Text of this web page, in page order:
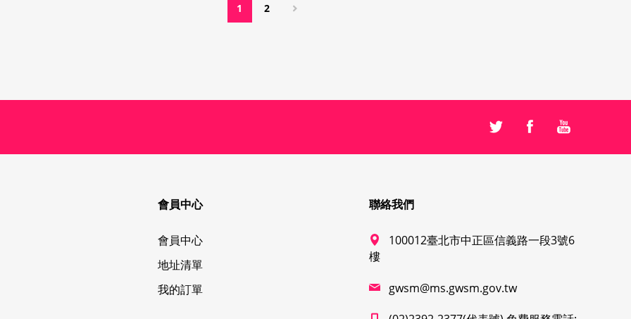
1 2
會員中心
會員中心
地址清單
我的訂單
聯絡我們
100012臺北市中正區信義路一段3號6
樓
gwsm@ms.gwsm.gov.tw